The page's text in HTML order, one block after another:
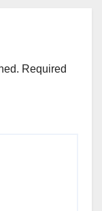
Required